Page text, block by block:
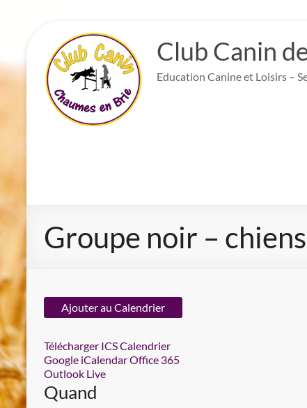
contenu
Club Canin
Education Canine et Loisirs –
Groupe noir –
Ajouter au Calendrier
Télécharger ICSCalendrier
Google iCalendarOffice 365
Outlook Live
Quand